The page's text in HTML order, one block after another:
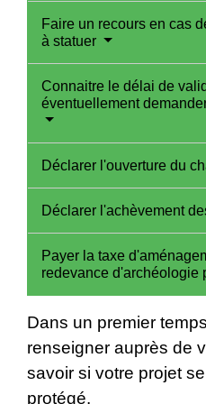
Faire un recours en cas
à statuer
Connaitre le délai de
éventuellement
Déclarer l'ouverture du
Déclarer l'achèvement
Payer la taxe
redevance d'archéologie
Dans un premier
renseigner auprès de
savoir si votre projet
protégé.